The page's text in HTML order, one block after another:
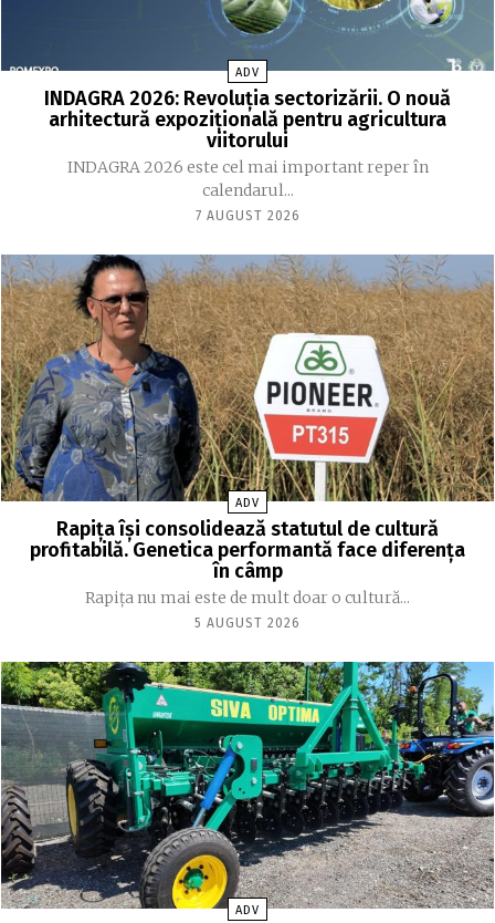
ADV
INDAGRA 2026: Revoluția sectorizării. O nouă
arhitectură expozițională pentru agricultura
viitorului
INDAGRA 2026 este cel mai important reper în
calendarul...
7 AUGUST 2026
ADV
Rapița își consolidează statutul de cultură
profitabilă. Genetica performantă face diferența
în câmp
Rapița nu mai este de mult doar o cultură...
5 AUGUST 2026
ADV